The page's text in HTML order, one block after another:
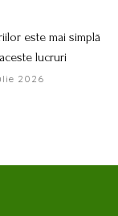
este mai simplă
lucruri
2026